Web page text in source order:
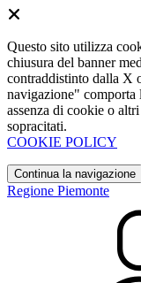
Questo sito utilizza
chiusura del banner
contraddistinto dalla X
navigazione" comporta
assenza di cookie o
sopracitati.
COOKIE POLICY
Continua la navigazione
Regione Piemonte